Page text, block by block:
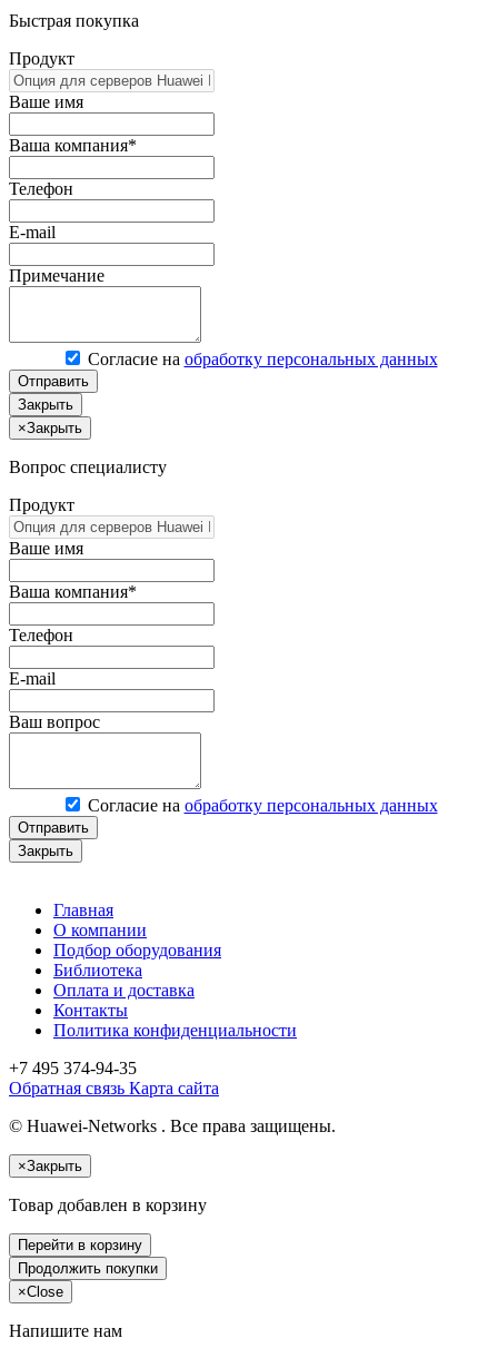
Быстрая покупка
Продукт
Ваше имя
Ваша компания*
Телефон
E-mail
Примечание
Согласие на обработку персональных данных
Отправить
Закрыть
×Закрыть
Вопрос специалисту
Продукт
Ваше имя
Ваша компания*
Телефон
E-mail
Ваш вопрос
Согласие на обработку персональных данных
Отправить
Закрыть
Главная
О компании
Подбор оборудования
Библиотека
Оплата и доставка
Контакты
Политика конфиденциальности
+7 495 374-94-35
Обратная связь Карта сайта
© Huawei-Networks . Все права защищены.
×Закрыть
Товар добавлен в корзину
Перейти в корзину
Продолжить покупки
×Close
Напишите нам